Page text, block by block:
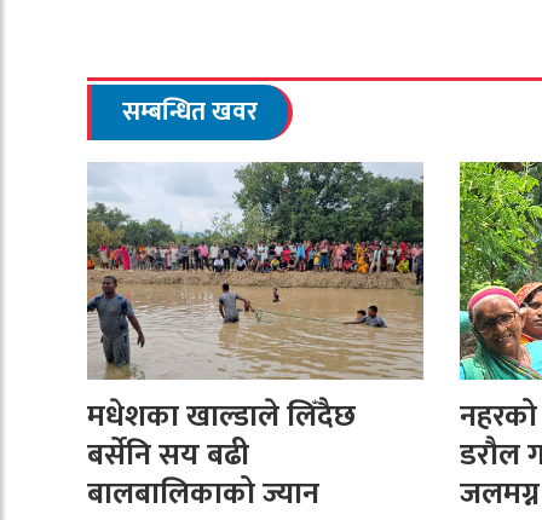
सम्बन्धित खवर
मधेशका खाल्डाले लिँदैछ
बर्सेनि सय बढी
बालबालिकाको ज्यान
डरौल
जलमग्न